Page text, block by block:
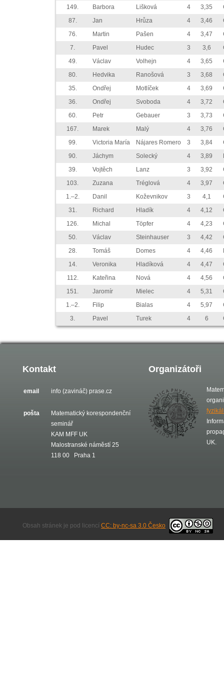
149.
Barbora Lišková 4 3,35
87.
Jan Hrůza 4 3,46
76.
Martin Pašen 4 3,47
7.
Pavel Hudec 3 3,6
49.
Václav Volhejn 4 3,65
80.
Hedvika Ranošová 3 3,68
35.
Ondřej Motlíček 4 3,69
36.
Ondřej Svoboda 4 3,72
60.
Petr Gebauer 3 3,73
167.
Marek Malý 4 3,76
99.
Victoria María Nájares Romero 3 3,84
90.
Jáchym Solecký 4 3,89
39.
Vojtěch Lanz 3 3,92
103.
Zuzana Tréglová 4 3,97
1.–2.
Danil Koževnikov 3 4,1
31.
Richard Hladík 4 4,12
126.
Michal Töpfer 4 4,23
50.
Václav Steinhauser 3 4,42
28.
Tomáš Domes 4 4,46
14.
Veronika Hladíková 4 4,47
112.
Kateřina Nová 4 4,56
151.
Jaromír Mielec 4 5,31
1.–2.
Filip Bialas 4 5,97
3.
Pavel Turek 4 6
Kontakt
email info (zavináč) prase.cz
pošta
Matematický korespondenční
seminář
KAM MFF UK
Malostranské náměstí 25
118 00 Praha 1
Organizátoři
UK.
Obsah stránek je pod licencí CC: by-nc-sa 3.0 Česko